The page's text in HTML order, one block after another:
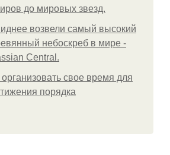
до мировых звезд.
возвели самый высокий
небоскреб в мире -
Central.
организовать свое время для
порядка